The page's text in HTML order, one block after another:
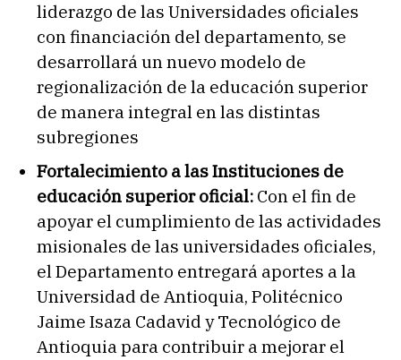
liderazgo de las Universidades oficiales
con financiación del departamento, se
desarrollará un nuevo modelo de
regionalización de la educación superior
de manera integral en las distintas
subregiones
Fortalecimiento a las Instituciones de
educación superior oficial: Con el fin de
apoyar el cumplimiento de las actividades
misionales de las universidades oficiales,
el Departamento entregará aportes a la
Universidad de Antioquia, Politécnico
Jaime Isaza Cadavid y Tecnológico de
Antioquia para contribuir a mejorar el